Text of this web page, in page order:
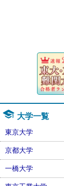
大学一覧
東京大学
京都大学
一橋大学